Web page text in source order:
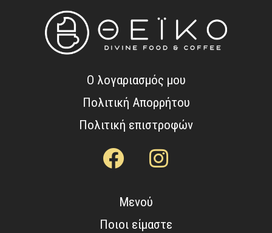
Μενού
Ποιοι είμαστε
Ο λογαριασμός μου
Πολιτική Απορρήτου
Πολιτική επιστροφών